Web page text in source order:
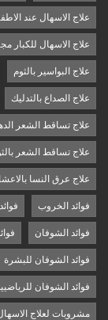
علاج الاسهال عند
علاج الاسهال للكبار
علاج البواسير بالثوم
علاج الصداع بالتدليك
علاج تساقط الشعر
علاج تساقط الشعر
علاج عرق النسا
فوائد الخروب
فوائد الشوفان
فوائد الشوفان للبشرة
فوائد الشوفان
مشروبات لعلاج